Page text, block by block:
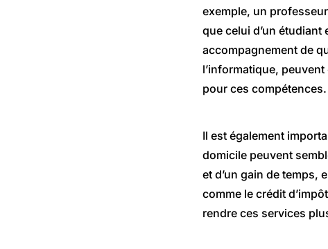
exemple, un
que celui d’un étudiant
accompagnement de
l’informatique,
pour ces compétences.
Il est également
domicile peuvent
et d’un gain de temps,
comme le crédit
rendre ces services